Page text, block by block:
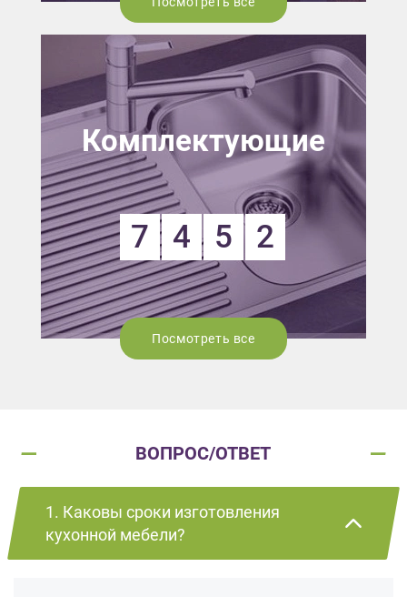
Комплектующие
7 4 5 2
Посмотреть все
ВОПРОС/ОТВЕТ
1. Каковы сроки изготовления
кухонной мебели?